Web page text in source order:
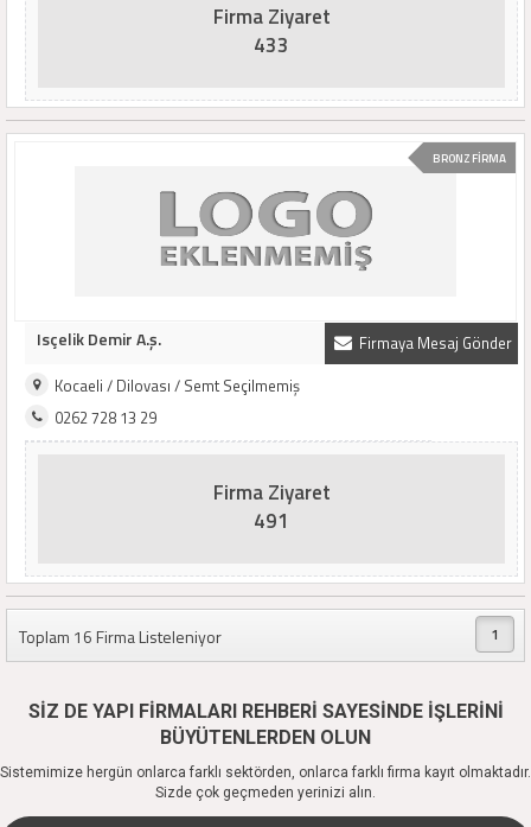
Firma Ziyaret
433
BRONZ FİRMA
Firmaya Mesaj Gönder
Isçelik Demir A.ş.
Kocaeli / Dilovası / Semt Seçilmemiş
0262 728 13 29
Firma Ziyaret
491
Toplam 16 Firma Listeleniyor 1
SİZ DE YAPI FİRMALARI REHBERİ SAYESİNDE İŞLERİNİ
BÜYÜTENLERDEN OLUN
Sistemimize hergün onlarca farklı sektörden, onlarca farklı firma kayıt olmaktadır.
Sizde çok geçmeden yerinizi alın.